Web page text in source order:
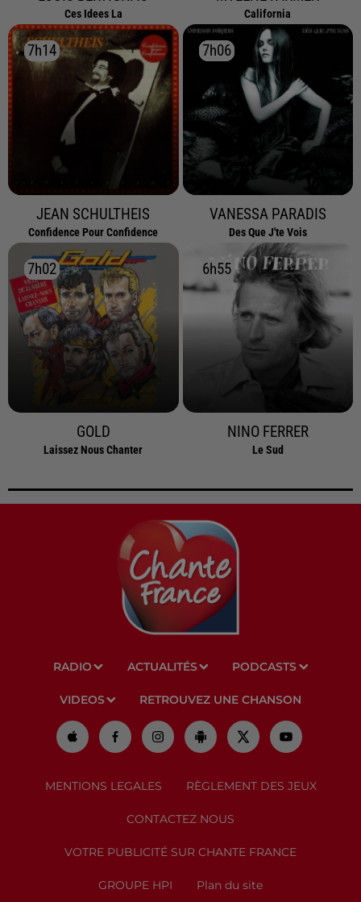
Ces Idees La California
7h14
7h14
JEAN SCHULTHEIS
Confidence Pour Confidence
7h06
7h06
VANESSA PARADIS
Des Que J'te Vois
7h02
7h02
GOLD
Laissez Nous Chanter
6h55
6h55
NINO FERRER
Le Sud
RADIO ACTUALITÉS PODCASTS
VIDEOS RETROUVEZ UNE CHANSON
MENTIONS LEGALES RÈGLEMENT DES JEUX
CONTACTEZ NOUS
VOTRE PUBLICITÉ SUR CHANTE FRANCE
GROUPE HPI Plan du site